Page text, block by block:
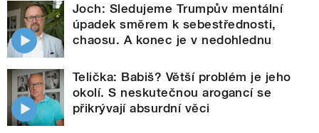
Joch: Sledujeme Trumpův mentální
úpadek směrem k sebestřednosti,
chaosu. A konec je v nedohlednu
Telička: Babiš? Větší problém je jeho
okolí. S neskutečnou arogancí se
přikrývají absurdní věci